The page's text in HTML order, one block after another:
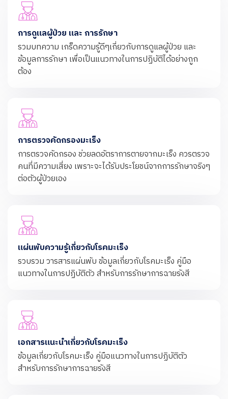
การดูแลผู้ป่วย และ การรักษา
รวมบทความ เกร็ดความรู้ดีๆเกี่ยวกับการดูแลผู้ป่วย และ
ข้อมูลการรักษา เพื่อเป็นแนวทางในการปฏิบัติได้อย่างถูก
ต้อง
การตรวจคัดกรองมะเร็ง
การตรวจคัดกรอง ช่วยลดอัตราการตายจากมะเร็ง ควรตรวจ
คนที่มีความเสี่ยง เพราะจะได้รับประโยชน์จากการรักษาจริงๆ
ต่อตัวผู้ป่วยเอง
แผ่นพับความรู้เกี่ยวกับโรคมะเร็ง
รวบรวม วารสารแผ่นพับ ข้อมูลเกี่ยวกับโรคมะเร็ง คู่มือ
แนวทางในการปฏิบัติตัว สำหรับการรักษาการฉายรังสี
เอกสารแนะนำเกี่ยวกับโรคมะเร็ง
ข้อมูลเกี่ยวกับโรคมะเร็ง คู่มือแนวทางในการปฏิบัติตัว
สำหรับการรักษาการฉายรังสี